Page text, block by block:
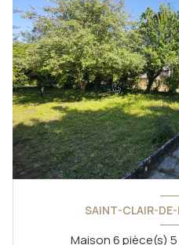
SAINT-CLAIR-